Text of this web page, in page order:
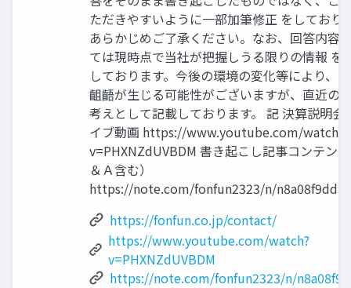
ただきやすいように一部加筆修正 をしており
あらかじめご了承ください。なお、回答内容
ては現時点で当社が把握しうる限りの情報 を
しております。今後の環境の変化等により、
齟齬が生じる可能性がございますが、直近の
考えとして記載しております。 記 決算説明会
イブ動画 https://www.youtube.com/watch?
v=PHXNZdUVBDM 書き起こし記事コンテン
＆Ａ含む）
https://note.com/fonfun2323/n/
https://fonfun.co.jp/contact/
https://www.youtube.com/watch?
v=PHXNZdUVBDM
https://note.com/fonfun2323/n/